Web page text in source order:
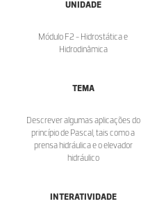
UNIDADE
Módulo F2 - Hidrostática e
Hidrodinâmica
TEMA
Descrever algumas aplicações do
princípio de Pascal, tais como a
prensa hidráulica e o elevador
hidráulico
INTERATIVIDADE